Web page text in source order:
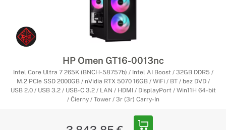
HP Omen GT16-0013nc
Intel Core Ultra 7 265K (BNCH-58757b) / Intel AI Boost / 32GB DDR5 /
M.2 PCIe SSD 2000GB / nVidia RTX 5070 16GB / WiFi / BT / bez DVD /
USB 2.0 / USB 3.2 / USB-C 3.2 / LAN / HDMI / DisplayPort / Win11H 64-bit
/ Čierny / Tower / 3r (3r) Carry-In